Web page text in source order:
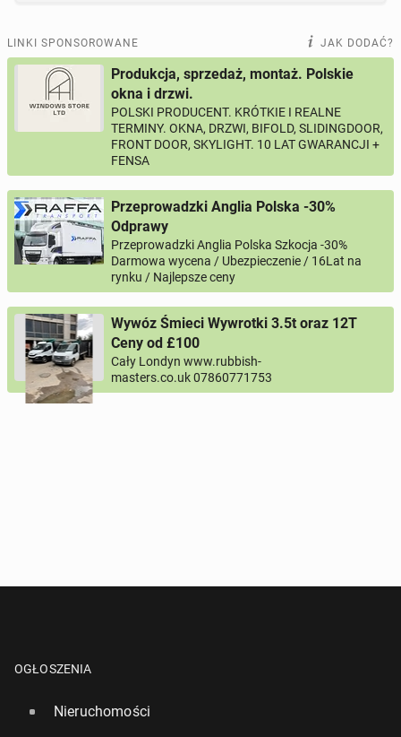
LINKI SPONSOROWANE JAK DODAĆ?
Produkcja, sprzedaż, montaż. Polskie
okna i drzwi.
POLSKI PRODUCENT. KRÓTKIE I REALNE
TERMINY. OKNA, DRZWI, BIFOLD, SLIDINGDOOR,
FRONT DOOR, SKYLIGHT. 10 LAT GWARANCJI +
FENSA
Przeprowadzki Anglia Polska -30%
Odprawy
Przeprowadzki Anglia Polska Szkocja -30%
Darmowa wycena / Ubezpieczenie / 16Lat na
rynku / Najlepsze ceny
Wywóz Śmieci Wywrotki 3.5t oraz 12T
Ceny od £100
Cały Londyn www.rubbish-
masters.co.uk 07860771753
OGŁOSZENIA
Nieruchomości